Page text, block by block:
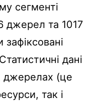
сегменті
джерел та 1017
зафіксовані
дані
джерелах (це
так і